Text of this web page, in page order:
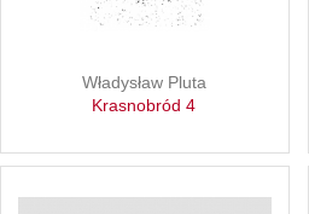
Władysław Pluta
Krasnobród 4